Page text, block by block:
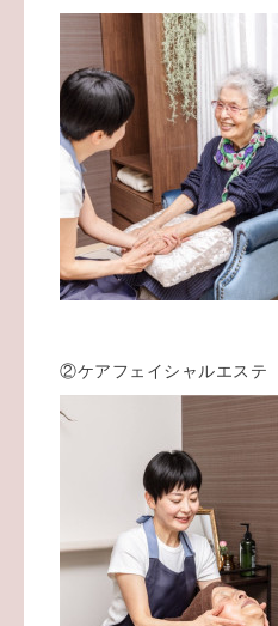
②ケアフェイシャルエステ